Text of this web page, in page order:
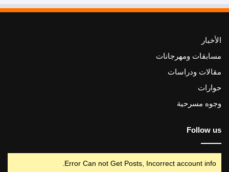
الأخبار
مسابقات ومهرجانات
مقالات ودراسات
حوارات
وجوه مسرحية
Follow us
Error Can not Get Posts, Incorrect account info.